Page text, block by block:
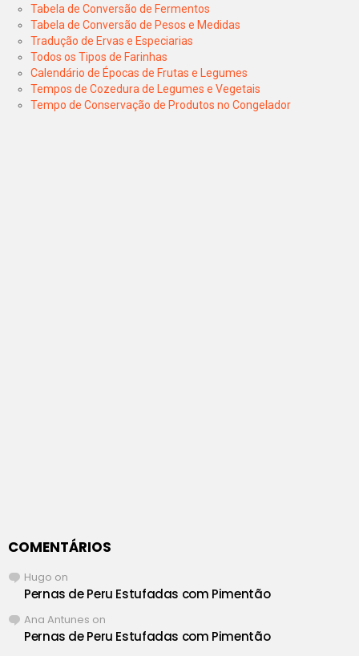
Tabela de Conversão de Fermentos
Tabela de Conversão de Pesos e Medidas
Tradução de Ervas e Especiarias
Todos os Tipos de Farinhas
Calendário de Épocas de Frutas e Legumes
Tempos de Cozedura de Legumes e Vegetais
Tempo de Conservação de Produtos no Congelador
COMENTÁRIOS
Hugo on
Pernas de Peru Estufadas com Pimentão
Ana Antunes on
Pernas de Peru Estufadas com Pimentão